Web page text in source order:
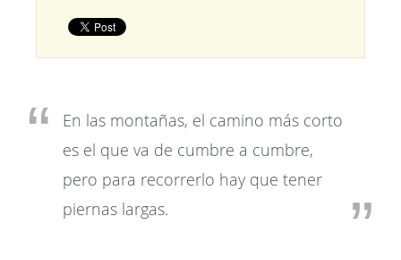
En las montañas, el camino más corto
es el que va de cumbre a cumbre,
pero para recorrerlo hay que tener
piernas largas.